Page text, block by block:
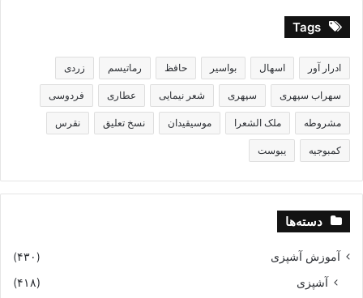
Tags
ادرار آور اسهال بواسیر حافظ رماتیسم زردی
سهراب سپهری سپهری شعر نیمایی عطاری فردوسی
مشروطه ملک الشعرا موسیقیدان نسخ تعلیق نقرس
کمبوجیه یبوست
دسته‌ها
آموزش آشپزی (۴۳۰)
آشپزی (۴۱۸)